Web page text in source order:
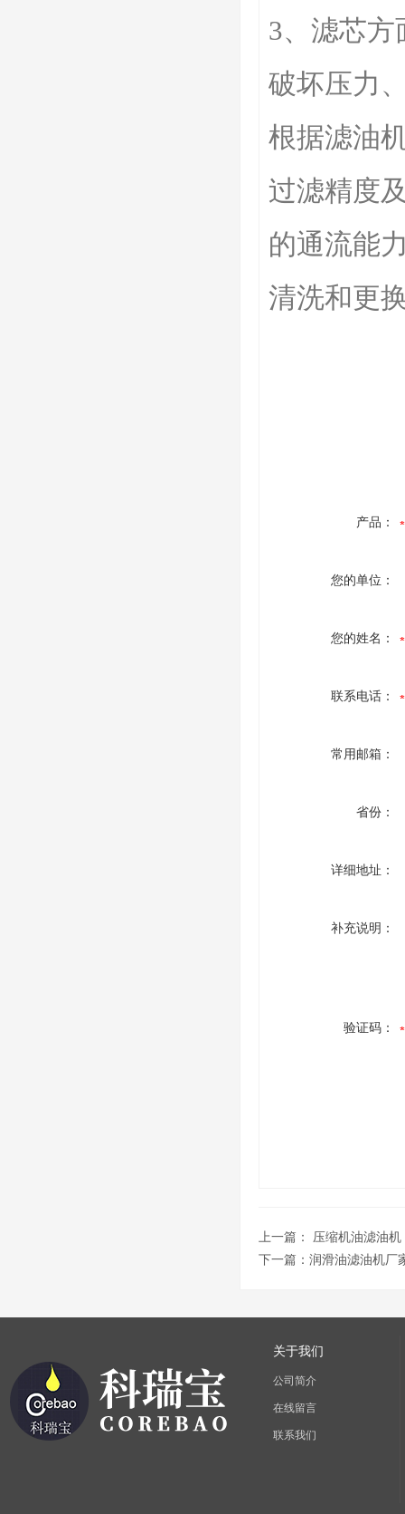
3、滤芯
破坏压力
根据滤油
过滤精度
的通流能
清洗和更
产品：
您的单位：
您的姓名：
联系电话：
常用邮箱：
省份：
详细地址：
补充说明：
验证码：
上一篇： 压缩机油滤油机
下一篇： 润滑油滤油机厂
关于我们
公司简介
在线留言
联系我们